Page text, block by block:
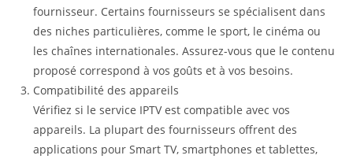
fournisseur. Certains fournisseurs se spécialisent dans
des niches particulières, comme le sport, le cinéma ou
les chaînes internationales. Assurez-vous que le contenu
proposé correspond à vos goûts et à vos besoins.
Compatibilité des appareils
Vérifiez si le service IPTV est compatible avec vos
appareils. La plupart des fournisseurs offrent des
applications pour Smart TV, smartphones et tablettes,